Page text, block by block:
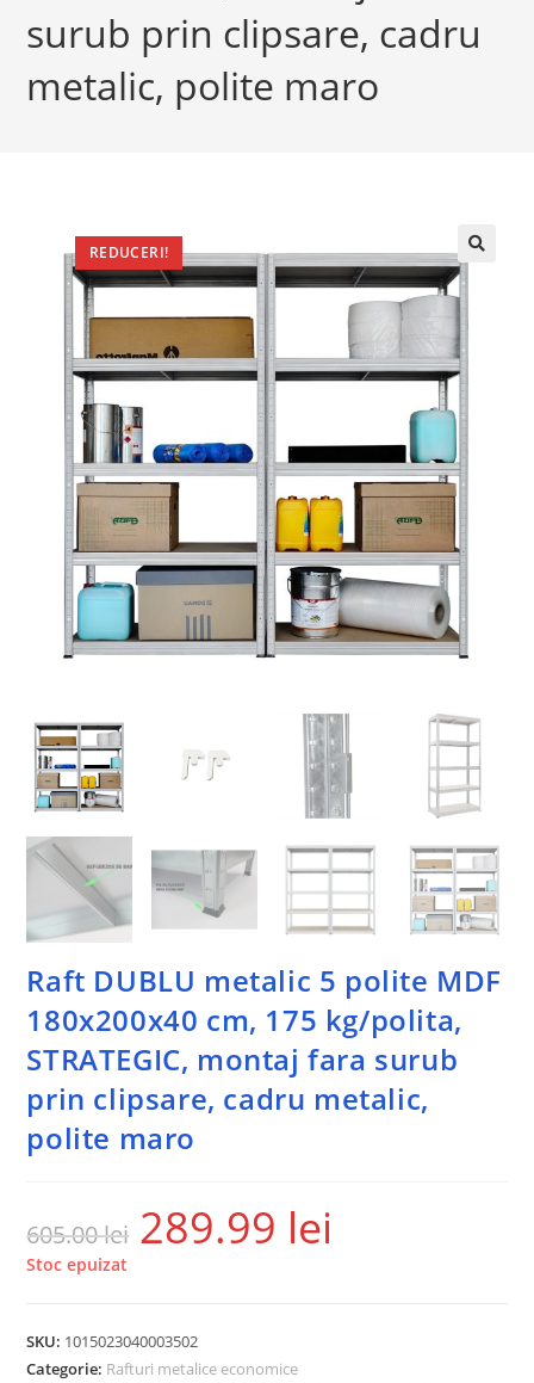
surub prin clipsare, cadru
metalic, polite maro
REDUCERI!
Raft DUBLU metalic 5 polite MDF
180x200x40 cm, 175 kg/polita,
STRATEGIC, montaj fara surub
prin clipsare, cadru metalic,
polite maro
605.00lei 289.99 lei
Stoc epuizat
SKU: 1015023040003502
Categorie: Rafturi metalice economice